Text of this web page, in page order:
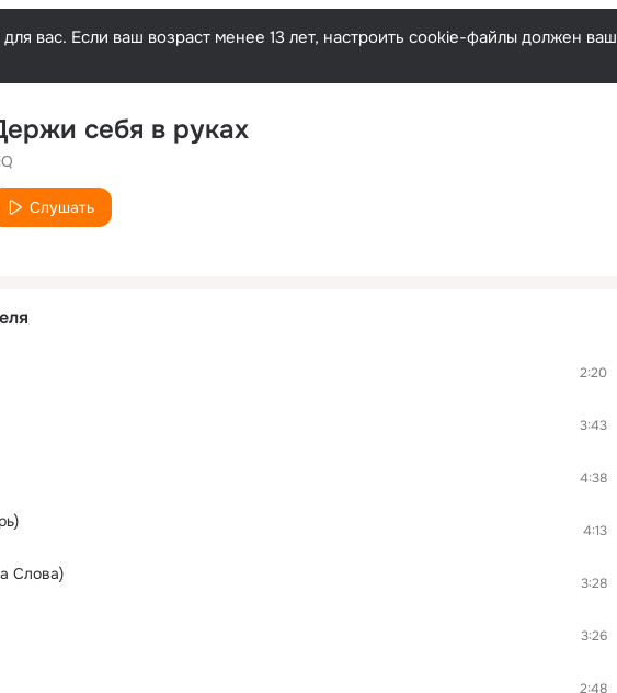
вас. Если ваш возраст менее 13 лет, настроить cookie-файлы должен ваш
себя в руках
Слушать
2:20
3:43
4:38
4:13
Слова) 3:28
3:26
2:48